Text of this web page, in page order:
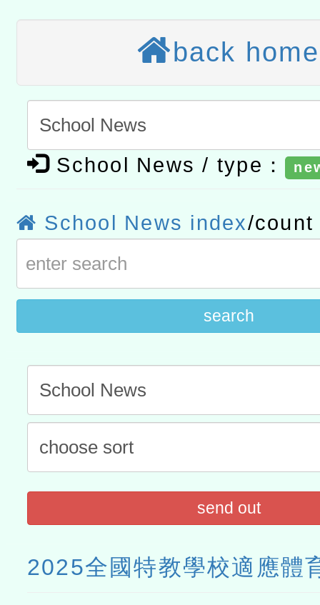
A3數位素養講師名單
「數位內容與教學軟體線
t」
有關大陸委員會函釋公務
赴陸應申請許可一案
轉知經濟部水利署委託財
位及節水達人選拔活動」
市孔廟祈福系列活動—儒
航」
2026年桃園地景藝術節教
back home
School News / type：
School News index/count
search
send out
2025全國特教學校適應體